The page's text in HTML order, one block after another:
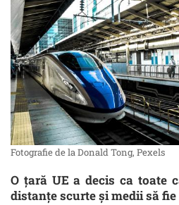
Fotografie de la Donald Tong, Pexels
O ţară UE a decis ca toate
distanţe scurte şi medii să fie